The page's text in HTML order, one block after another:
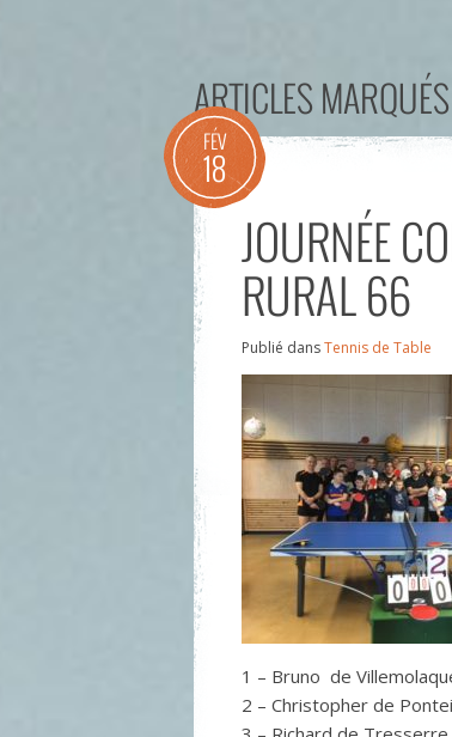
ARTICLES
FÉV
18
JOURNÉE
RURAL 66
Publié dansTennis de Table
1 – Bruno de
2 – Christopher de